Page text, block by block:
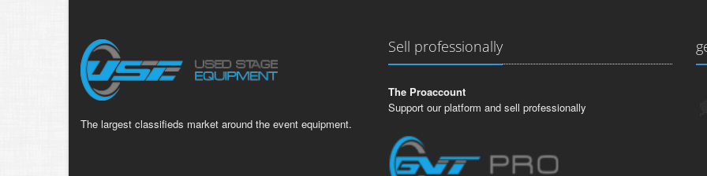
The largest classifieds market around the event equipment.
Sell professionally
The Proaccount
Support our platform and sell professionally